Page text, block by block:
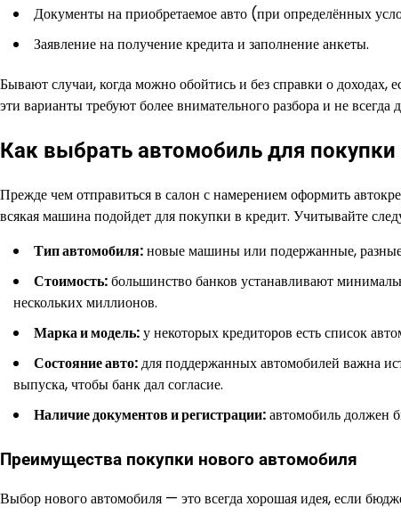
Документы на приобретаемое авто (при определённых
Заявление на получение кредита и заполнение анкеты.
Бывают случаи, когда можно обойтись и без справки о доходах,
эти варианты требуют более внимательного разбора и не всегда
Как выбрать автомобиль для покупки
Прежде чем отправиться в салон с намерением оформить
всякая машина подойдет для покупки в кредит. Учитывайте
Тип автомобиля:новые машины или подержанные, разные
Стоимость:большинство банков устанавливают
нескольких миллионов.
Марка и модель:у некоторых кредиторов есть список
Состояние авто:для поддержанных автомобилей важна
выпуска, чтобы банк дал согласие.
Наличие документов и регистрации:автомобиль должен
Преимущества покупки нового автомобиля
Выбор нового автомобиля — это всегда хорошая идея, если